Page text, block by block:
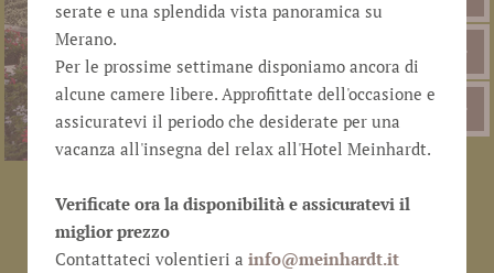
serate e una splendida vista panoramica su
Merano.
Per le prossime settimane disponiamo ancora di
alcune camere libere. Approfittate dell'occasione e
assicuratevi il periodo che desiderate per una
vacanza all'insegna del relax all'Hotel Meinhardt.
Verificate ora la disponibilità e assicuratevi il
miglior prezzo
Contattateci volentieri a info@meinhardt.it